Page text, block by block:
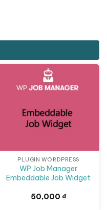
PLUGIN WORDPRESS
WP Job Manager
Embeddable Job Widget
50,000 ₫